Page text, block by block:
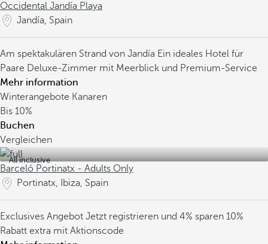
Occidental Jandía Playa
Jandía, Spain
Am spektakulären Strand von Jandía Ein ideales Hotel für
Paare Deluxe-Zimmer mit Meerblick und Premium-Service
Mehr information
Winterangebote Kanaren
Bis 10%
Buchen
Vergleichen
All inclusive
Barceló Portinatx - Adults Only
Portinatx, Ibiza, Spain
Exclusives Angebot Jetzt registrieren und 4% sparen 10%
Rabatt extra mit Aktionscode